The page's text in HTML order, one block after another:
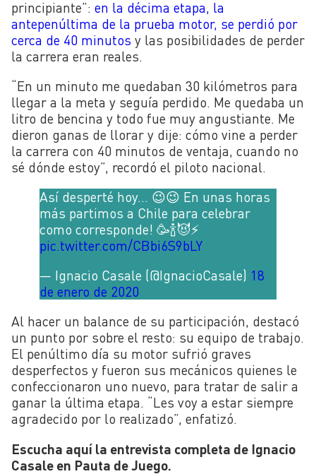
principiante”: en la décima etapa, la
antepenúltima de la prueba motor, se perdió por
cerca de 40 minutos y las posibilidades de perder
la carrera eran reales.
“En un minuto me quedaban 30 kilómetros para
llegar a la meta y seguía perdido. Me quedaba un
litro de bencina y todo fue muy angustiante. Me
dieron ganas de llorar y dije: cómo vine a perder
la carrera con 40 minutos de ventaja, cuando no
sé dónde estoy”, recordó el piloto nacional.
Así desperté hoy… 😉😉 En unas horas
más partimos a Chile para celebrar
como corresponde! 🥳🍾😈⚡️
pic.twitter.com/CBbi6S9bLY
— Ignacio Casale (@IgnacioCasale) 18
de enero de 2020
Al hacer un balance de su participación, destacó
un punto por sobre el resto: su equipo de trabajo.
El penúltimo día su motor sufrió graves
desperfectos y fueron sus mecánicos quienes le
confeccionaron uno nuevo, para tratar de salir a
ganar la última etapa. “Les voy a estar siempre
agradecido por lo realizado”, enfatizó.
Escucha aquí la entrevista completa de Ignacio
Casale en Pauta de Juego.